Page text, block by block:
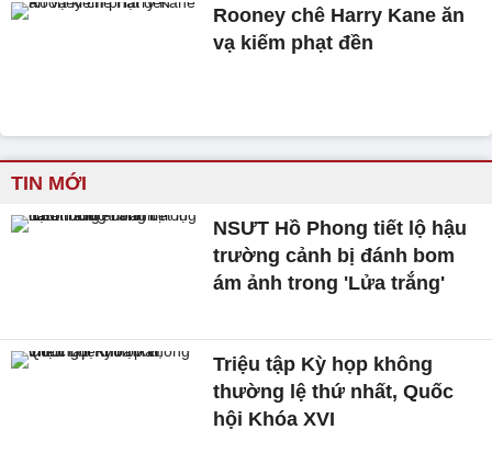
Rooney chê Harry Kane ăn
vạ kiếm phạt đền
TIN MỚI
NSƯT Hồ Phong tiết lộ hậu
trường cảnh bị đánh bom
ám ảnh trong 'Lửa trắng'
Triệu tập Kỳ họp không
thường lệ thứ nhất, Quốc
hội Khóa XVI